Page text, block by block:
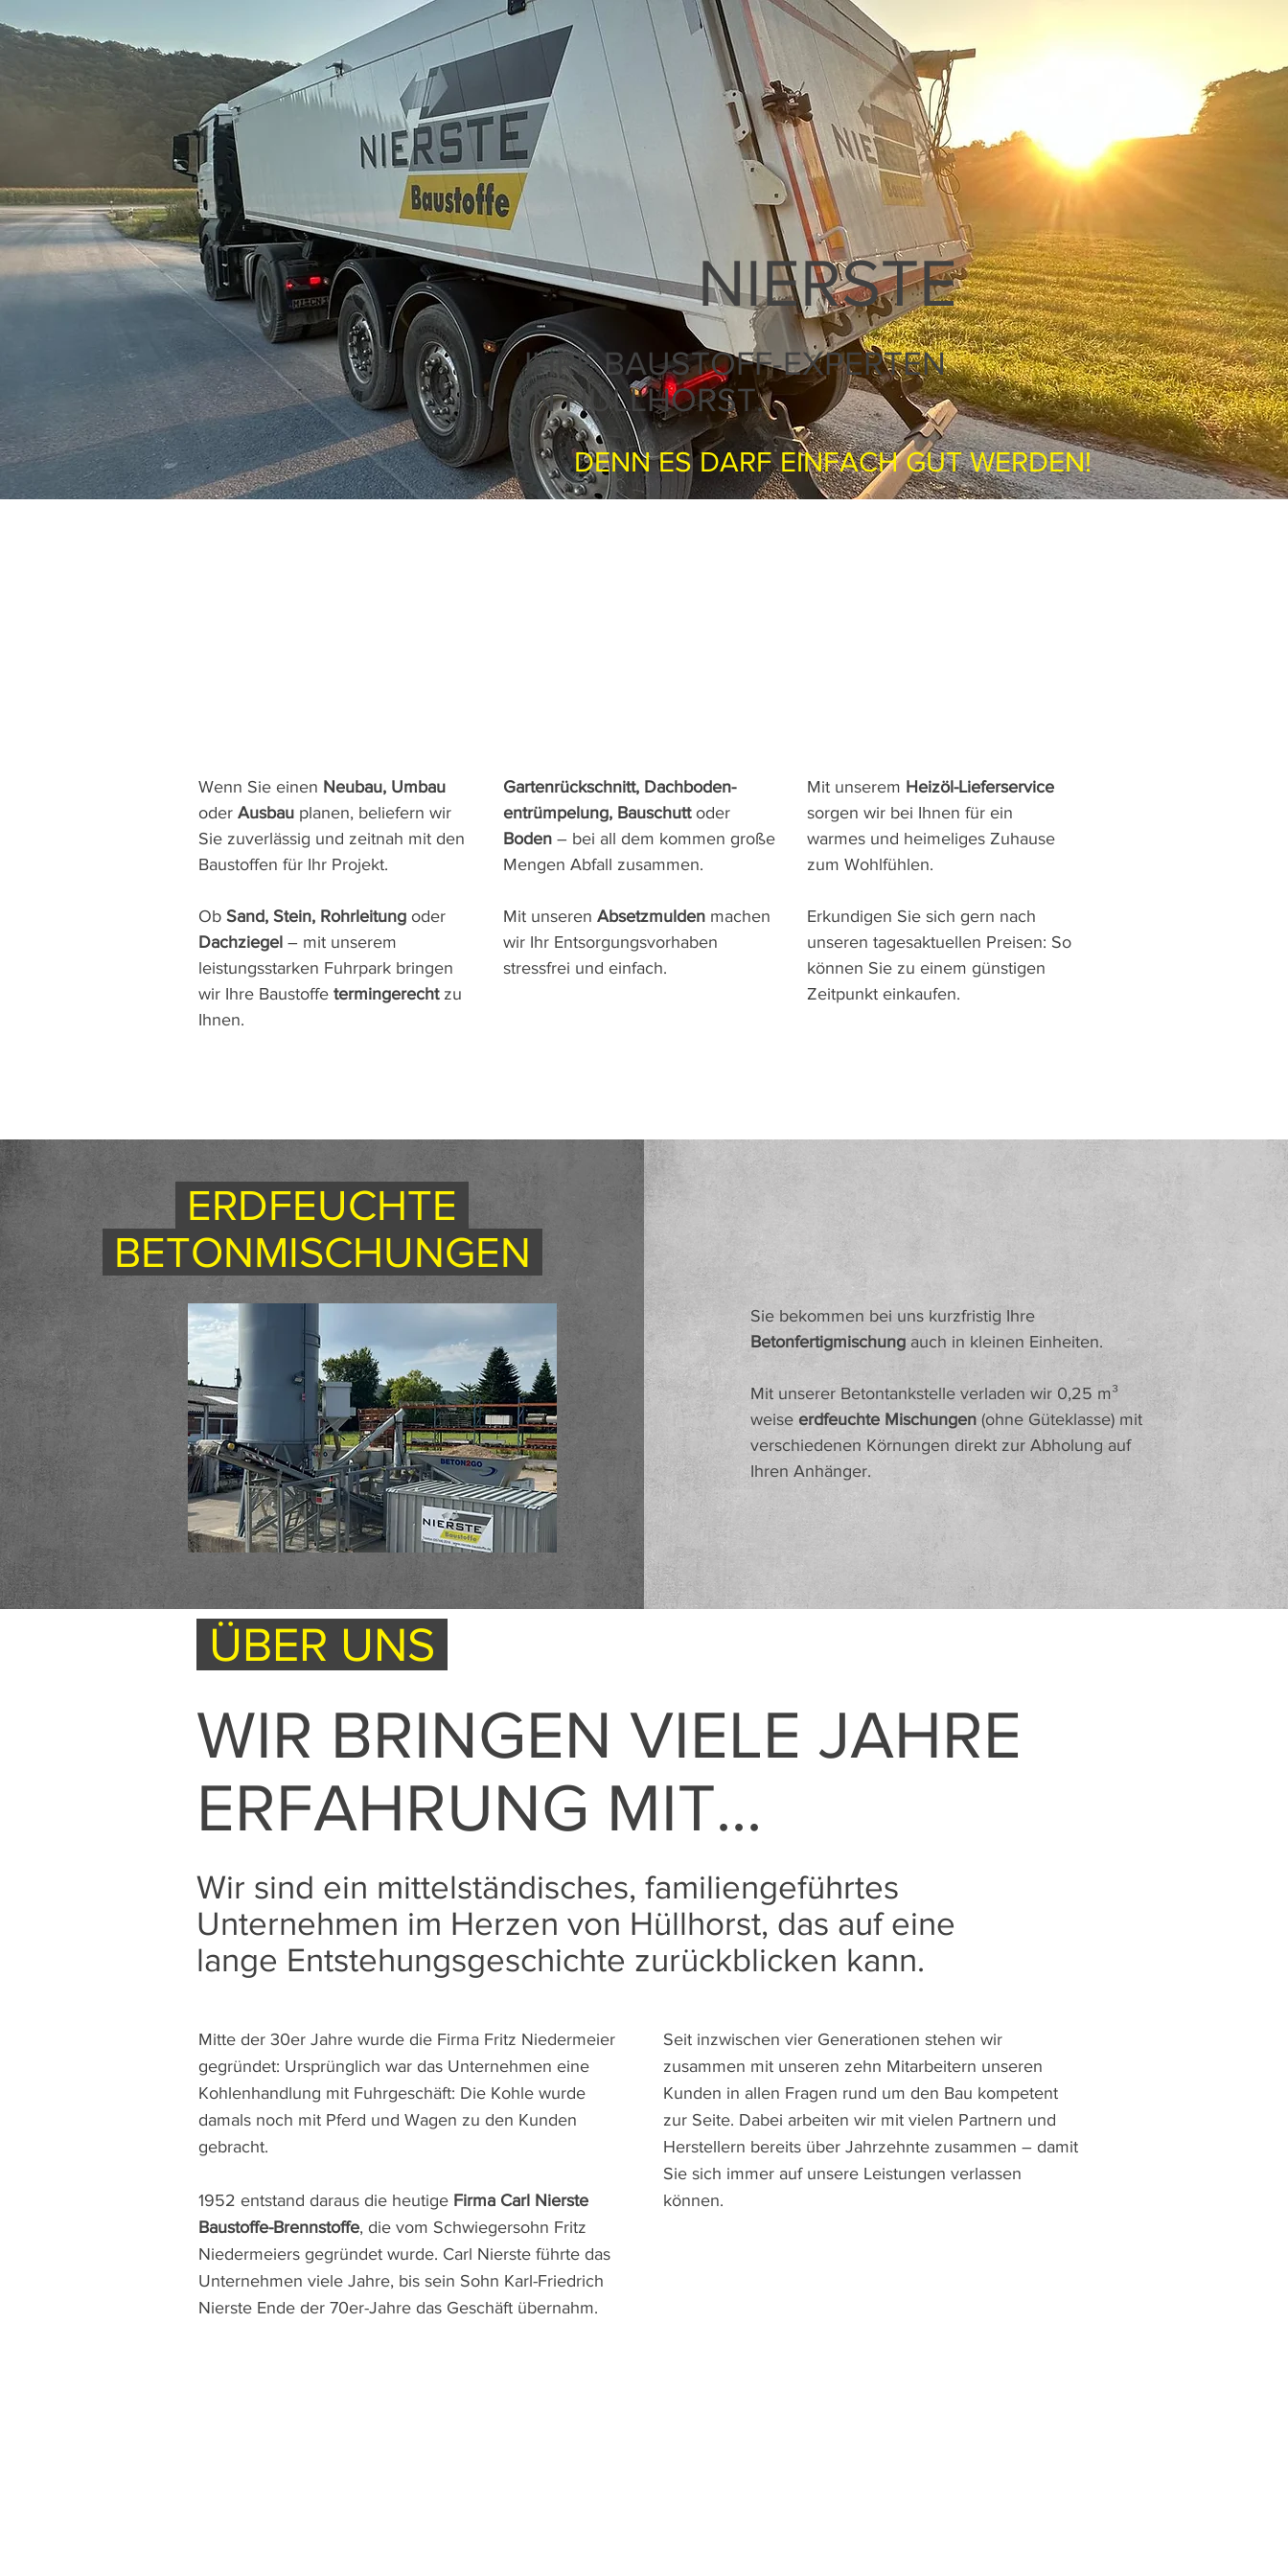
HOME LEISTUNGEN
NIERSTE
IHRE BAUSTOFF-EXPERTEN
IN HÜLLHORST.
DENN ES DARF EINFACH GUT WERDEN!
Wenn Sie einen Neubau, Umbau
oder Ausbau planen, beliefern wir
Sie zuverlässig und zeitnah mit den
Baustoffen für Ihr Projekt.
Ob Sand, Stein, Rohrleitung oder
Dachziegel – mit unserem
leistungsstarken Fuhrpark bringen
wir Ihre Baustoffe termingerechtzu
Ihnen.
Gartenrückschnitt, Dachboden-
entrümpelung, Bauschuttoder
Boden – bei all dem kommen große
Mengen Abfall zusammen.
Mit unseren Absetzmulden machen
wir Ihr Entsorgungsvorhaben
stressfrei und einfach.
​Mit unserem Heizöl-Lieferservice
sorgen wir bei Ihnen für ein
warmes und heimeliges Zuhause
zum Wohlfühlen.
Erkundigen Sie sich gern nach
unseren tagesaktuellen Preisen: So
können Sie zu einem günstigen
Zeitpunkt einkaufen.
ERDFEUCHTE
BETONMISCHUNGEN
Sie bekommen bei uns kurzfristig Ihre
Betonfertigmischung auch in kleinen Einheiten.
Mit unserer Betontankstelle verladen wir 0,25 m³
weise erdfeuchte Mischungen (ohne Güteklasse) mit
verschiedenen Körnungen direkt zur Abholung auf
Ihren Anhänger.
ÜBER UNS
WIR BRINGEN VIELE JAHRE
ERFAHRUNG MIT...
Wir sind ein mittelständisches, familiengeführtes
Unternehmen im Herzen von Hüllhorst, das auf eine
lange Entstehungsgeschichte zurückblicken kann.
Mitte der 30er Jahre wurde die Firma Fritz Niedermeier
gegründet: Ursprünglich war das Unternehmen eine
Kohlenhandlung mit Fuhrgeschäft: Die Kohle wurde
damals noch mit Pferd und Wagen zu den Kunden
gebracht.
1952 entstand daraus die heutige Firma Carl Nierste
Baustoffe-Brennstoffe, die vom Schwiegersohn Fritz
Niedermeiers gegründet wurde. Carl Nierste führte das
Unternehmen viele Jahre, bis sein Sohn Karl-Friedrich
Nierste Ende der 70er-Jahre das Geschäft übernahm.
Seit inzwischen vier Generationen stehen wir
zusammen mit unseren zehn Mitarbeitern unseren
Kunden in allen Fragen rund um den Bau kompetent
zur Seite. Dabei arbeiten wir mit vielen Partnern und
Herstellern bereits über Jahrzehnte zusammen – damit
Sie sich immer auf unsere Leistungen verlassen
können.